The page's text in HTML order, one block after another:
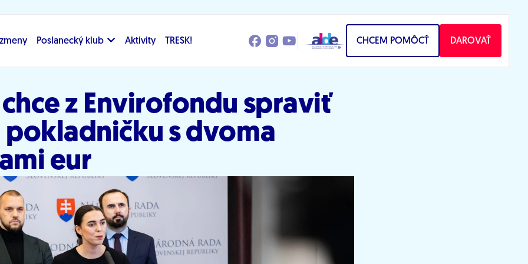
Poslanecký klub Aktivity TRESK! CHCEM POMÔCŤ DAROVAŤ
z Envirofondu spraviť
pokladničku s dvoma
eur